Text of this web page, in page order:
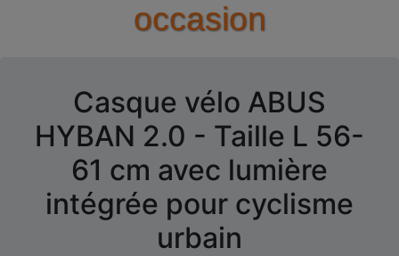
occasion
Casque vélo ABUS
HYBAN 2.0 - Taille L 56-
61 cm avec lumière
intégrée pour cyclisme
urbain